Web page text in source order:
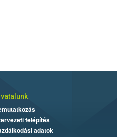
felépítés
adatok